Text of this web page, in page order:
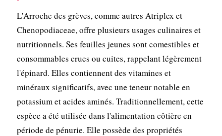
L'Arroche des grèves, comme autres Atriplex et
Chenopodiaceae, offre plusieurs usages culinaires et
nutritionnels. Ses feuilles jeunes sont comestibles et
consommables crues ou cuites, rappelant légèrement
l'épinard. Elles contiennent des vitamines et
minéraux significatifs, avec une teneur notable en
potassium et acides aminés. Traditionnellement, cette
espèce a été utilisée dans l'alimentation côtière en
période de pénurie. Elle possède des propriétés